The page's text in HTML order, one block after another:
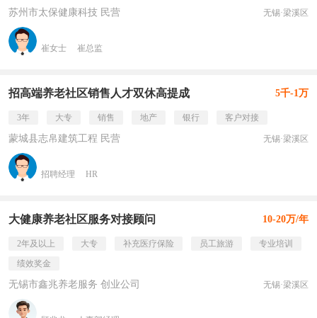
苏州市太保健康科技 民营 无锡·梁溪区
崔女士 崔总监
招高端养老社区销售人才双休高提成 5千-1万
3年 大专 销售 地产 银行 客户对接
蒙城县志帛建筑工程 民营 无锡·梁溪区
招聘经理 HR
大健康养老社区服务对接顾问 10-20万/年
2年及以上 大专 补充医疗保险 员工旅游
专业培训
绩效奖金
无锡市鑫兆养老服务 创业公司 无锡·梁溪区